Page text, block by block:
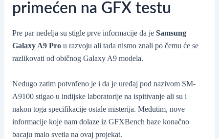
primećen na GFX testu
Pre par nedelja su stigle prve informacije da je Samsung
Galaxy A9 Prou razvoju ali tada nismo znali po čemu će se
razlikovati od običnog Galaxy A9 modela.
Nedugo zatim potvrđeno je i da je uređaj pod nazivom SM-
A9100 stigao u indijske laboratorije na ispitivanje ali su i
nakon toga specifikacije ostale misterija. Međutim, nove
informacije koje nam dolaze iz GFXBench baze konačno
bacaju malo svetla na ovaj projekat.